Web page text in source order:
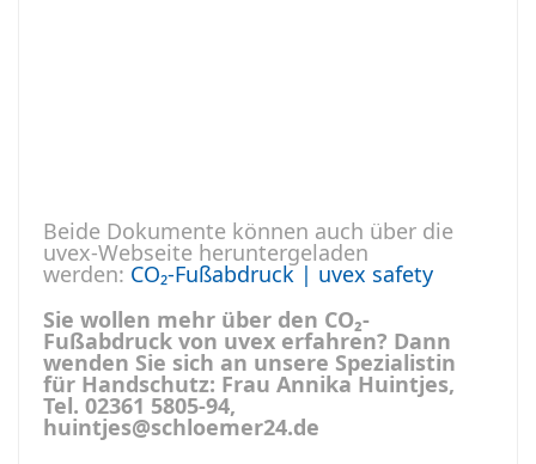
Beide Dokumente können auch über die
uvex-Webseite heruntergeladen
werden: CO₂-Fußabdruck | uvex safety
Sie wollen mehr über den CO₂-
Fußabdruck von uvex erfahren? Dann
wenden Sie sich an unsere Spezialistin
für Handschutz: Frau Annika Huintjes,
Tel. 02361 5805-94,
huintjes@schloemer24.de